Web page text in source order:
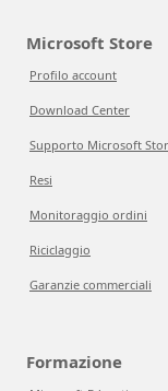
Microsoft Store
Profilo account
Download Center
Supporto Microsoft
Resi
Monitoraggio ordini
Riciclaggio
Garanzie commerciali
Formazione